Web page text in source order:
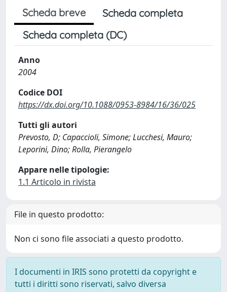
Scheda breve
Scheda completa
Scheda completa (DC)
Anno
2004
Codice DOI
https://dx.doi.org/10.1088/0953-8984/16/36/025
Tutti gli autori
Prevosto, D; Capaccioli, Simone; Lucchesi, Mauro;
Leporini, Dino; Rolla, Pierangelo
Appare nelle tipologie:
1.1 Articolo in rivista
File in questo prodotto:
Non ci sono file associati a questo prodotto.
I documenti in IRIS sono protetti da copyright e
tutti i diritti sono riservati, salvo diversa